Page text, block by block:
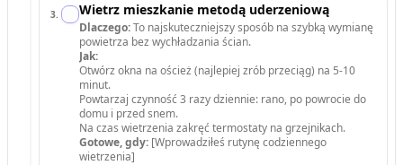
3. Wietrz mieszkanie metodą uderzeniową
Dlaczego:To najskuteczniejszy sposób na szybką wymianę
powietrza bez wychładzania ścian.
Jak:
Otwórz okna na oścież (najlepiej zrób przeciąg) na 5-10
minut.
Powtarzaj czynność 3 razy dziennie: rano, po powrocie do
domu i przed snem.
Na czas wietrzenia zakręć termostaty na grzejnikach.
Gotowe, gdy: [Wprowadziłeś rutynę codziennego
wietrzenia]